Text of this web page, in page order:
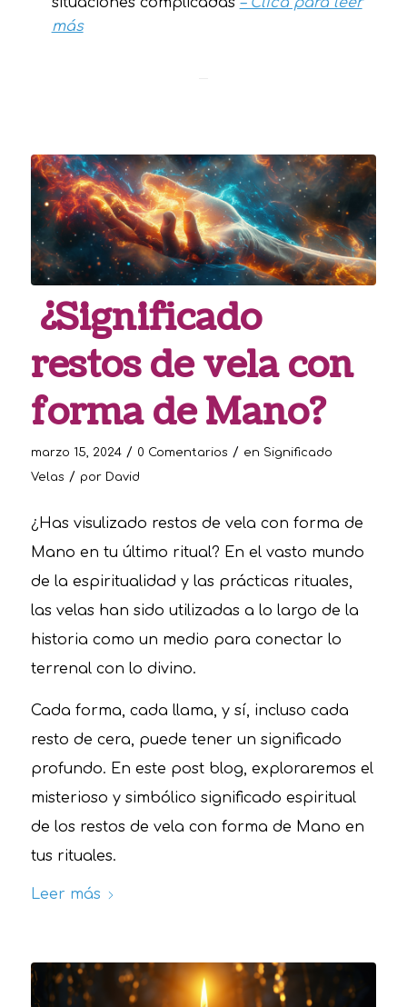
más
¿Significado
restos de vela con
forma de Mano?
marzo 15, 2024 / 0 Comentarios / en Significado
Velas / por David
¿Has visulizado restos de vela con forma de
Mano en tu último ritual? En el vasto mundo
de la espiritualidad y las prácticas rituales,
las velas han sido utilizadas a lo largo de la
historia como un medio para conectar lo
terrenal con lo divino.
Cada forma, cada llama, y sí, incluso cada
resto de cera, puede tener un significado
profundo. En este post blog, exploraremos el
misterioso y simbólico significado espiritual
de los restos de vela con forma de Mano en
tus rituales.
Leer más